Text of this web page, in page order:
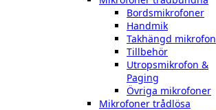
Bordsmikrofoner
Handmik
Takhängd mikrofon
Tillbehör
Utropsmikrofon &
Paging
Övriga mikrofoner
Mikrofoner trådlösa